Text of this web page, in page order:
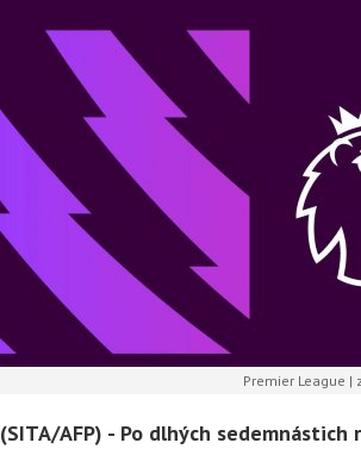
Premier League |
(SITA/AFP) - Po dlhých sedemnástich